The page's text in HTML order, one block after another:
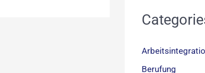
Berufung